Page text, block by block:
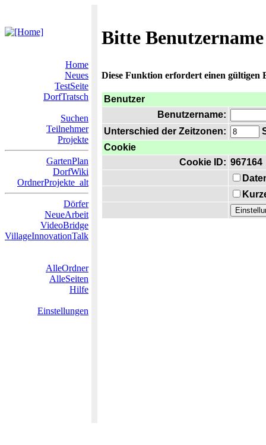
Bitte
Home
Neues
TestSeite
DorfTratsch
Suchen
Teilnehmer
Projekte
GartenPlan
DorfWiki
OrdnerProjekte_alt
Dörfer
NeueArbeit
VideoBridge
VillageInnovationTalk
AlleOrdner
AlleSeiten
Hilfe
Einstellungen
Diese Funktion erfordert einen gültigen
Benutzer
Benutzername:
Unterschied der Zeitzonen:
Cookie
Cookie ID: 967164